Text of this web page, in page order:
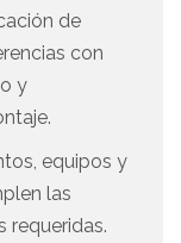
de
con
y
equipos y
las
requeridas.